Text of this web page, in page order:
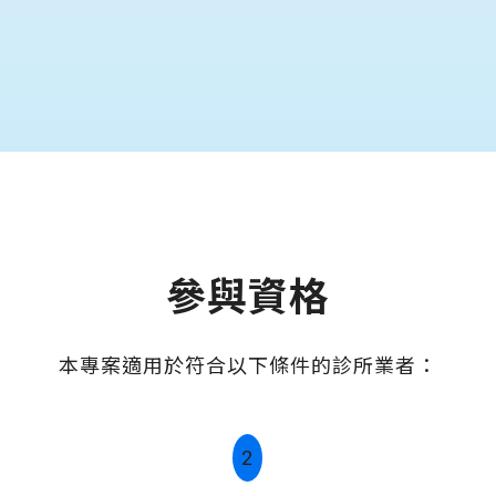
參與資格
本專案適用於符合以下條件的診所業者：
2